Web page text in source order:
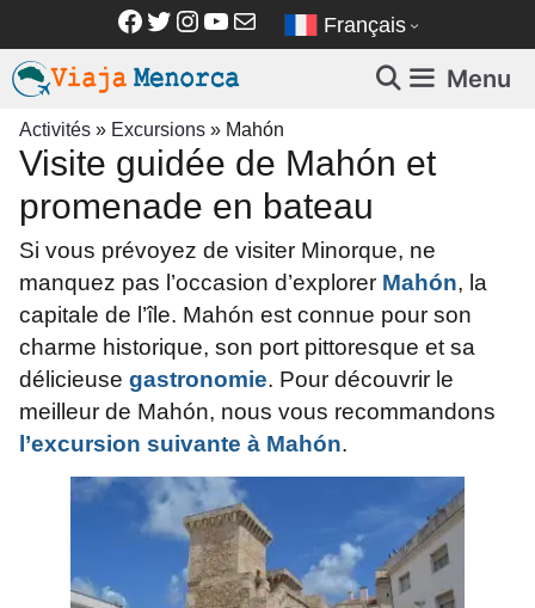
contenu
Facebook
Twitter
Instagram
YouTube
E-mail Français
Menu
Activités » Excursions » Mahón
Visite guidée de Mahón et
promenade en bateau
Si vous prévoyez de visiter Minorque, ne
manquez pas l’occasion d’explorer Mahón, la
capitale de l’île. Mahón est connue pour son
charme historique, son port pittoresque et sa
délicieuse gastronomie. Pour découvrir le
meilleur de Mahón, nous vous recommandons
l’excursion suivante à Mahón.